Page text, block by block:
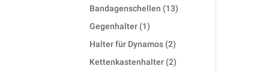
Bandagenschellen 1313
Gegenhalter 11
product
Halter für Dynamos 22
products
Kettenkastenhalter 22